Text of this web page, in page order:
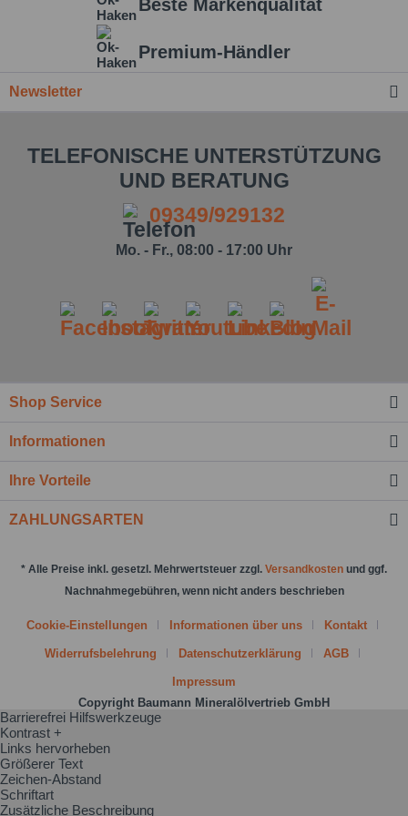
Datenschutzbestimmung
zur
Beste Markenqualität
Premium-Händler
Newsletter
TELEFONISCHE UNTERSTÜTZUNG
UND BERATUNG
09349/929132
Mo. - Fr., 08:00 - 17:00 Uhr
Shop Service
Informationen
Ihre Vorteile
ZAHLUNGSARTEN
* Alle Preise inkl. gesetzl. Mehrwertsteuer zzgl. Versandkosten und ggf.
Nachnahmegebühren, wenn nicht anders beschrieben
Cookie-Einstellungen Informationen über uns Kontakt
Widerrufsbelehrung Datenschutzerklärung AGB
Impressum
Copyright Baumann Mineralölvertrieb GmbH
Barrierefrei Hilfswerkzeuge
Kontrast +
Links hervorheben
Größerer Text
Zeichen-Abstand
Schriftart
Zusätzliche Beschreibung